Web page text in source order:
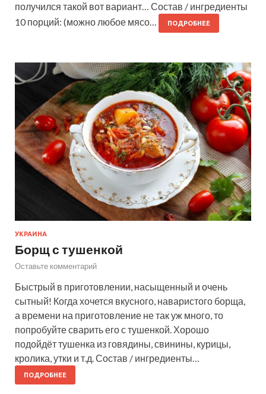
получился такой вот вариант… Состав / ингредиенты
10 порций: (можно любое мясо…
ПОДРОБНЕЕ
УКРАИНА
Борщ с тушенкой
Оставьте комментарий
Быстрый в приготовлении, насыщенный и очень
сытный! Когда хочется вкусного, наваристого борща,
а времени на приготовление не так уж много, то
попробуйте сварить его с тушенкой. Хорошо
подойдёт тушенка из говядины, свинины, курицы,
кролика, утки и т.д. Состав / ингредиенты…
ПОДРОБНЕЕ